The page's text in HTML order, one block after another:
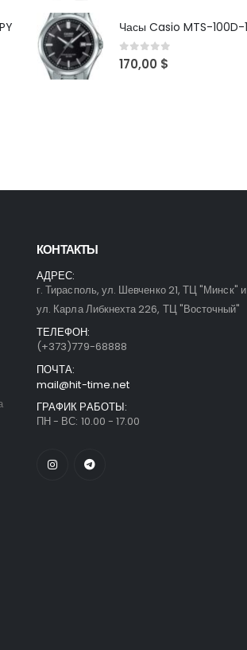
0out of 5
170,00 $
КОНТАКТЫ
АДРЕС:
г. Тирасполь, ул. Шевченко 21, ТЦ "Минск" и
ул. Карла Либкнехта 226, ТЦ "Восточный"
ТЕЛЕФОН:
(+373)779-68888
ПОЧТА:
mail@hit-time.net
ГРАФИК РАБОТЫ:
ПН - ВС: 10.00 - 17.00